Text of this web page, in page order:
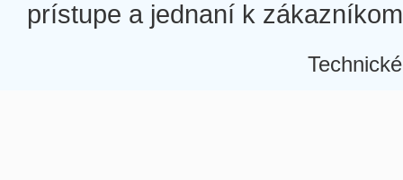
prístupe a jednaní k